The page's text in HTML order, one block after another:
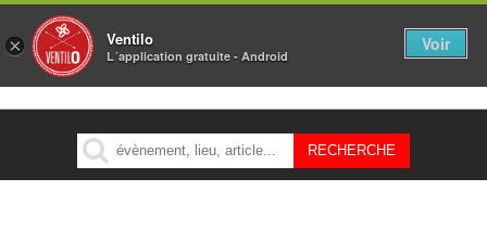
MENU
× Ventilo
L´application gratuite - Android
Voir